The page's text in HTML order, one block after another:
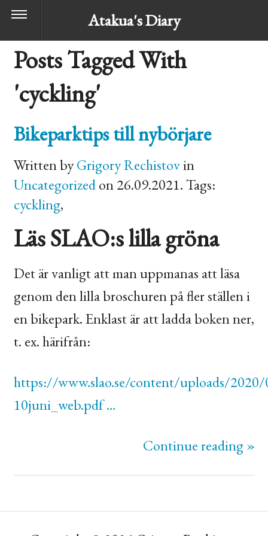
Atakua's Diary
Posts Tagged With
'cyckling'
Bikeparktips till nybörjare
Written byGrigory Rechistovin
Uncategorizedon 26.09.2021. Tags:
cyckling,
LäsSLAO:s lilla gröna
Det är vanligt att man uppmanas att läsa
genom den lilla broschuren på fler ställen i
en bikepark. Enklast är att ladda boken ner,
t. ex. härifrån:
https://www.slao.se/content/uploads/
10juni_web.pdf …
Continue reading »